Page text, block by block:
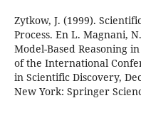
Zytkow, J. (1999).
Process. En L. Magnani,
Model-Based Reasoning
of the International
in Scientific Discovery,
New York: Springer